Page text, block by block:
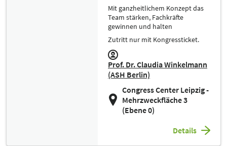
Mit ganzheitlichem Konzept das
Team stärken, Fachkräfte
gewinnen und halten
Zutritt nur mit Kongressticket.
Prof. Dr. Claudia Winkelmann
(ASH Berlin)
Congress Center Leipzig -
Mehrzweckfläche 3
(Ebene 0)
Details